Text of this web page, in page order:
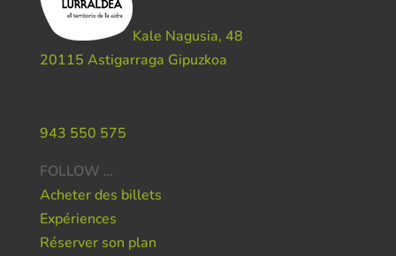
Kale Nagusia, 48
20115 Astigarraga Gipuzkoa
943 550 575
FOLLOW …
Acheter des billets
Expériences
Réserver son plan